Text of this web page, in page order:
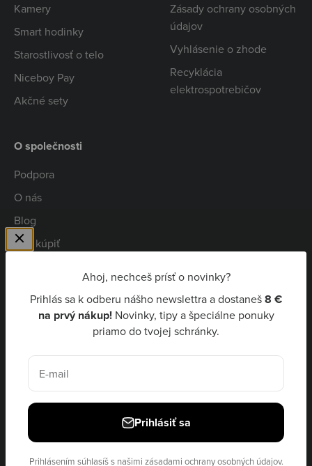
Ahoj, nechceš prísť o novinky?
Prihlás sa k odberu nášho newslettra a dostaneš8 €
na prvý nákup! Novinky, tipy a špeciálne ponuky
priamo do tvojej schránky.
E-mail
Prihlásiť sa
Prihlásením súhlasíš s našimi zásadami ochrany osobných údajov.
Kamery
Smart hodinky
Starostlivosť o telo
Niceboy Pay
Akčné sety
Zásady ochrany osobných
údajov
Vyhlásenie o zhode
Recyklácia
elektrospotrebičov
O společnosti
Podpora
O nás
Blog
Kde kúpiť
Niceboy Pay
EUR €
© 2026, Niceboy · site by Ecommerce Pot